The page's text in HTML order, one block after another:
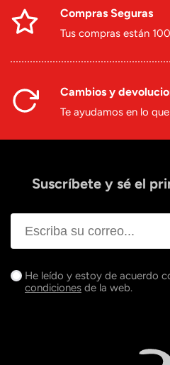
Compras Seguras
Tus compras están
Cambios y
Te ayudamos en lo
Suscríbete y sé el
He leído y estoy de acuerdo
condiciones de la web.